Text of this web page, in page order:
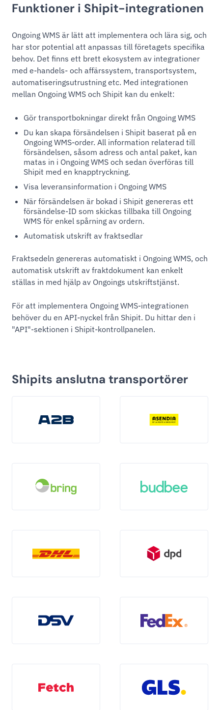
Funktioner i Shipit-integrationen
Ongoing WMS är lätt att implementera och lära sig, och
har stor potential att anpassas till företagets specifika
behov. Det finns ett brett ekosystem av integrationer
med e-handels- och affärssystem, transportsystem,
automatiseringsutrustning etc. Med integrationen
mellan Ongoing WMS och Shipit kan du enkelt:
Gör transportbokningar direkt från Ongoing WMS
Du kan skapa försändelsen i Shipit baserat på en
Ongoing WMS-order. All information relaterad till
försändelsen, såsom adress och antal paket, kan
matas in i Ongoing WMS och sedan överföras till
Shipit med en knapptryckning.
Visa leveransinformation i Ongoing WMS
När försändelsen är bokad i Shipit genereras ett
försändelse-ID som skickas tillbaka till Ongoing
WMS för enkel spårning av ordern.
Automatisk utskrift av fraktsedlar
Fraktsedeln genereras automatiskt i Ongoing WMS, och
automatisk utskrift av fraktdokument kan enkelt
ställas in med hjälp av Ongoings utskriftstjänst.
För att implementera Ongoing WMS-integrationen
behöver du en API-nyckel från Shipit. Du hittar den i
"API"-sektionen i Shipit-kontrollpanelen.
Shipits anslutna transportörer